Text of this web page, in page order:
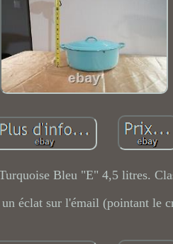
Bleu "E" 4,5 litres.
éclat sur l'émail (pointant le